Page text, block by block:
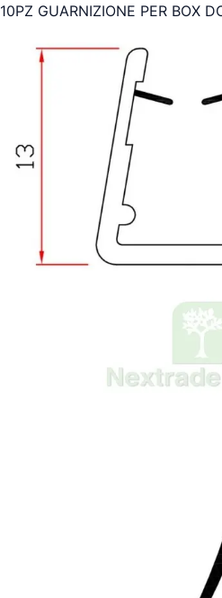
10PZ GUARNIZIONE PER BOX